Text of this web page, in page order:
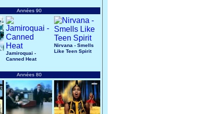
Années 90
Jamiroquai -
Canned Heat
Nirvana - Smells
Like Teen Spirit
Années 80